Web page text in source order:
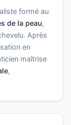
formé au
de la peau,
Après
en
maîtrise
,